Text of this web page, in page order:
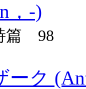
，-)
篇 98
ーク